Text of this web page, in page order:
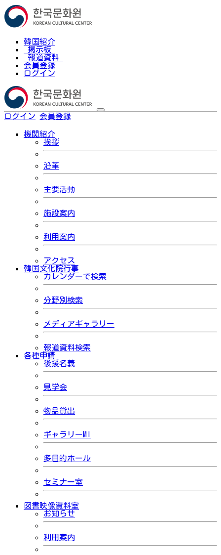
韓国紹介
掲示板
報道資料
会員登録
ログイン
ログイン 会員登録
機関紹介
挨拶
沿革
主要活動
施設案内
利用案内
アクセス
韓国文化院行事
カレンダーで検索
分野別検索
メディアギャラリー
報道資料検索
各種申請
後援名義
見学会
物品貸出
ギャラリーMI
多目的ホール
セミナー室
図書映像資料室
お知らせ
利用案内